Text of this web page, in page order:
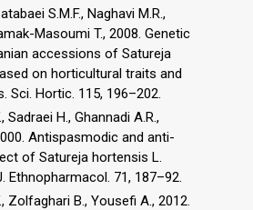
S.M.F., Naghavi M.R.,
Masoumi T., 2008. Genetic
accessions of Satureja
on horticultural traits and
Sci. Hortic. 115, 196–202.
Sadraei H., Ghannadi A.R.,
Antispasmodic and anti-
of Satureja hortensis L.
Ethnopharmacol. 71, 187–92.
Zolfaghari B., Yousefi A., 2012.